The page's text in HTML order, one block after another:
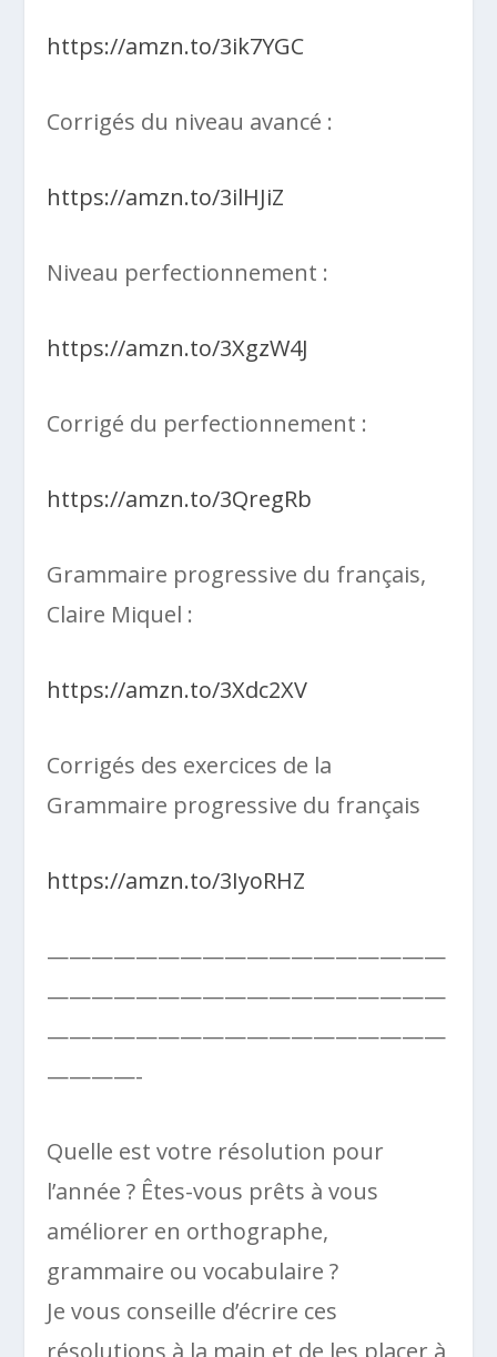
https://amzn.to/3ik7YGC
Corrigés du niveau avancé :
https://amzn.to/3ilHJiZ
Niveau perfectionnement :
https://amzn.to/3XgzW4J
Corrigé du perfectionnement :
https://amzn.to/3QregRb
Grammaire progressive du français,
Claire Miquel :
https://amzn.to/3Xdc2XV
Corrigés des exercices de la
Grammaire progressive du français
https://amzn.to/3IyoRHZ
——————————————————
——————————————————
——————————————————
————-
Quelle est votre résolution pour
l’année ? Êtes-vous prêts à vous
améliorer en orthographe,
grammaire ou vocabulaire ?
Je vous conseille d’écrire ces